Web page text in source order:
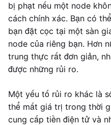
bị phạt nếu một node
cách chính xác. Bạn có
bạn đặt cọc tại một sàn
node của riêng bạn. Hơn
trung thực rất đơn giản,
được những rủi ro.
Một yếu tố rủi ro khác là
thể mất giá trị trong thời
cung cấp tiền điện tử và